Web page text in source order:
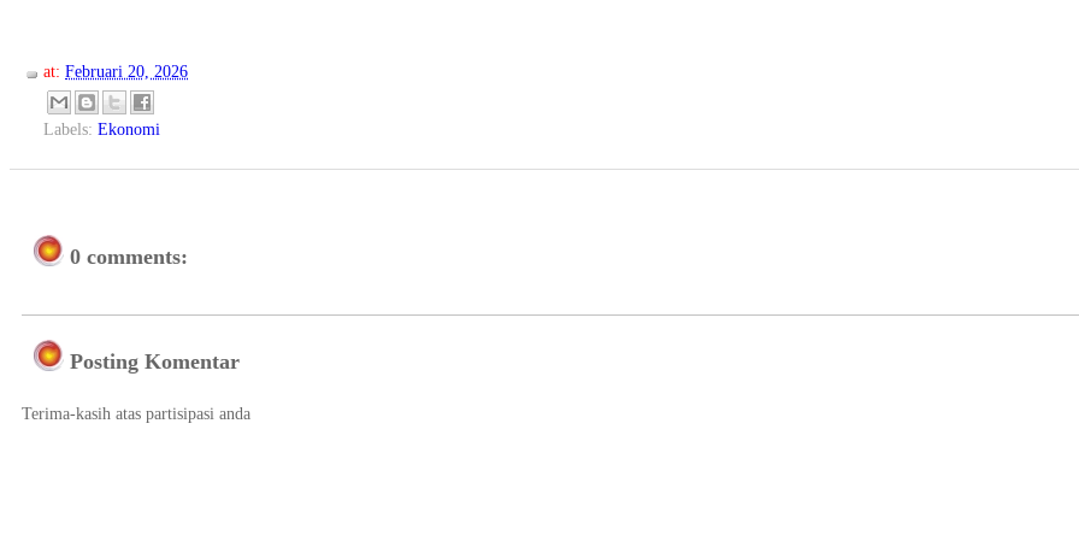
at: Februari 20, 2026
Labels: Ekonomi
0 comments:
Posting Komentar
Terima-kasih atas partisipasi anda